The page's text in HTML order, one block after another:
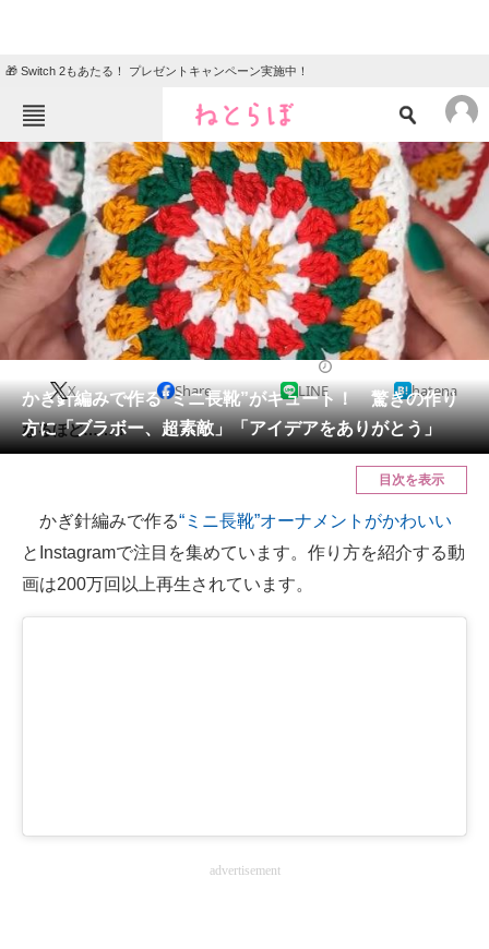
🎁 Switch 2もあたる！ プレゼントキャンペーン実施中！
ねとらぼメニュー
TOP ニュース
エンタメ クイズ
グルメ 地域
住まい 教育・育児
動物 リサーチ
会員記事
メディア
ITの今と未来を見通す
スマホと通信の最新トレンド
経営リーダーのコミュニティ
かぎ針編みで作る“ミニ長靴”がキュート！ 驚きの作り
方に「ブラボー、超素敵」「アイデアをありがとう」
X Share LINE hatena
なるほど……！
目次を表示
かぎ針編みで作る“ミニ長靴”オーナメントがかわいい
とInstagramで注目を集めています。作り方を紹介する動
画は200万回以上再生されています。
advertisement